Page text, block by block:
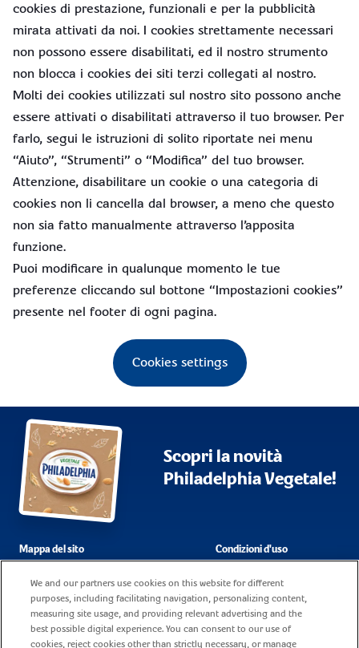
cookies di prestazione, funzionali e per la pubblicità
mirata attivati da noi. I cookies strettamente necessari
non possono essere disabilitati, ed il nostro strumento
non blocca i cookies dei siti terzi collegati al nostro.
Molti dei cookies utilizzati sul nostro sito possono anche
essere attivati o disabilitati attraverso il tuo browser. Per
farlo, segui le istruzioni di solito riportate nei menu
“Aiuto”, “Strumenti” o “Modifica” del tuo browser.
Attenzione, disabilitare un cookie o una categoria di
cookies non li cancella dal browser, a meno che questo
non sia fatto manualmente attraverso l’apposita
funzione.
Puoi modificare in qualunque momento le tue
preferenze cliccando sul bottone “Impostazioni cookies”
presente nel footer di ogni pagina.
Cookies settings
Scopri la novità
Philadelphia Vegetale!
Mappa del sito
Domande frequenti
Cookie policy
Informativa sulla privacy
Condizioni d'uso
Dati societari
Contatti
We and our partners use cookies on this website for different
purposes, including facilitating navigation, personalizing content,
measuring site usage, and providing relevant advertising and the
best possible digital experience. You can consent to our use of
cookies, reject cookies other than strictly necessary, or manage